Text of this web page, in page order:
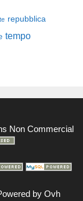
repubblica
tempo
Non Commercial
by Ovh